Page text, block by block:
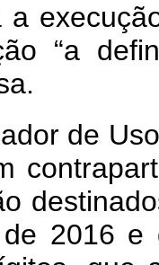
“a
de
2016